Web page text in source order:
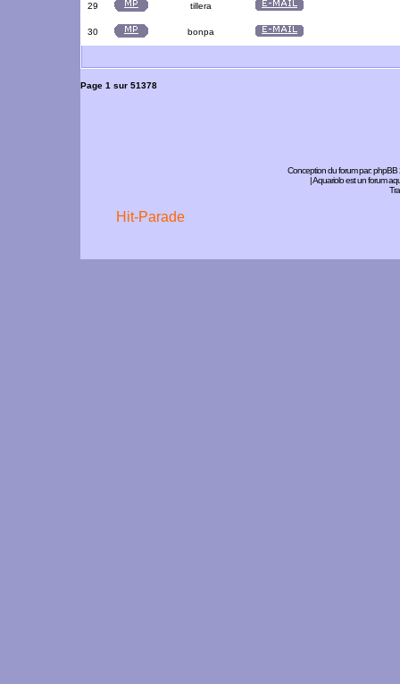
29 tillera
30 bonpa
Page 1 sur 51378
Conception du forum par:phpBB
| Aquariolo est un forum